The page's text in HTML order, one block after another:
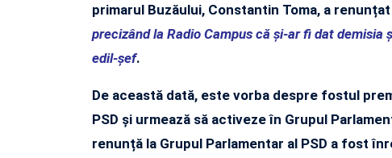
primarul Buzăului, Constantin Toma, a
precizând la Radio Campus că și-ar fi dat
edil-șef.
De această dată, este vorba despre fostul
PSD și urmează să activeze în Grupul
renunță la Grupul Parlamentar al PSD a fost